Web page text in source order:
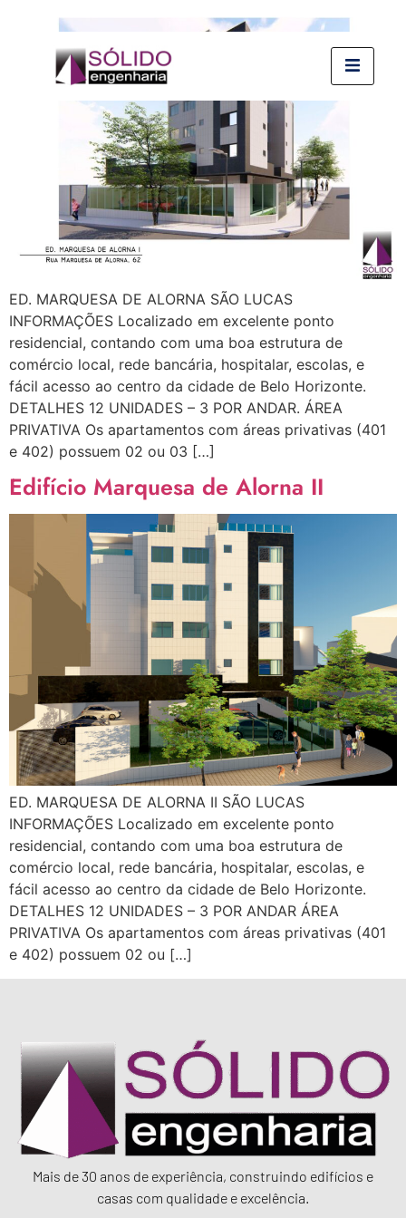
ED. MARQUESA DE ALORNA SÃO LUCAS
INFORMAÇÕES Localizado em excelente ponto
residencial, contando com uma boa estrutura de
comércio local, rede bancária, hospitalar, escolas, e
fácil acesso ao centro da cidade de Belo Horizonte.
DETALHES 12 UNIDADES – 3 POR ANDAR. ÁREA
PRIVATIVA Os apartamentos com áreas privativas (401
e 402) possuem 02 ou 03 […]
Edifício Marquesa de Alorna II
ED. MARQUESA DE ALORNA II SÃO LUCAS
INFORMAÇÕES Localizado em excelente ponto
residencial, contando com uma boa estrutura de
comércio local, rede bancária, hospitalar, escolas, e
fácil acesso ao centro da cidade de Belo Horizonte.
DETALHES 12 UNIDADES – 3 POR ANDAR ÁREA
PRIVATIVA Os apartamentos com áreas privativas (401
e 402) possuem 02 ou […]
Mais de 30 anos de experiência, construindo edifícios e
casas com qualidade e excelência.